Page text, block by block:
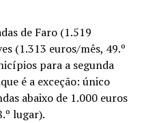
de Faro (1.519
(1.313 euros/mês, 49.º
para a segunda
é a exceção: único
abaixo de 1.000 euros
lugar).